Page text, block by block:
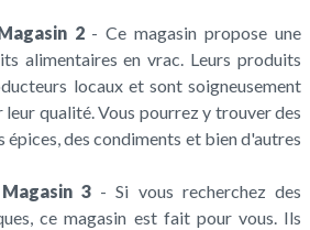
2- Ce magasin propose une
alimentaires en vrac. Leurs produits
locaux et sont soigneusement
leur qualité. Vous pourrez y trouver des
épices, des condiments et bien d'autres
3 - Si vous recherchez des
ce magasin est fait pour vous. Ils